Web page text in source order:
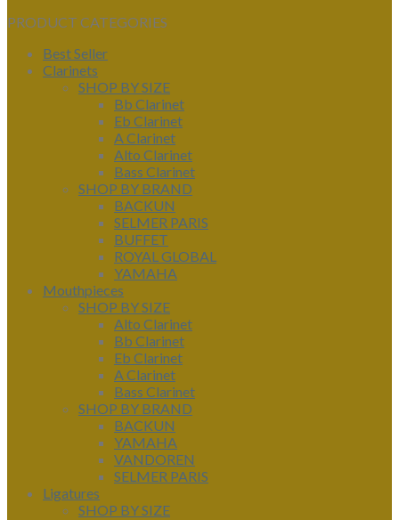
PRODUCT CATEGORIES
Best Seller
Clarinets
SHOP BY SIZE
Bb Clarinet
Eb Clarinet
A Clarinet
Alto Clarinet
Bass Clarinet
SHOP BY BRAND
BACKUN
SELMER PARIS
BUFFET
ROYAL GLOBAL
YAMAHA
Mouthpieces
SHOP BY SIZE
Alto Clarinet
Bb Clarinet
Eb Clarinet
A Clarinet
Bass Clarinet
SHOP BY BRAND
BACKUN
YAMAHA
VANDOREN
SELMER PARIS
Ligatures
SHOP BY SIZE